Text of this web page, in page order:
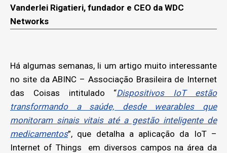
Vanderlei Rigatieri, fundador e CEO da WDC
Networks
Há algumas semanas, li um artigo muito interessante
no site da ABINC – Associação Brasileira de Internet
das Coisas intitulado “Dispositivos IoT estão
transformando a saúde, desde wearables que
monitoram sinais vitais até a gestão inteligente de
medicamentos”, que detalha a aplicação da IoT –
Internet of Things em diversos campos na área da